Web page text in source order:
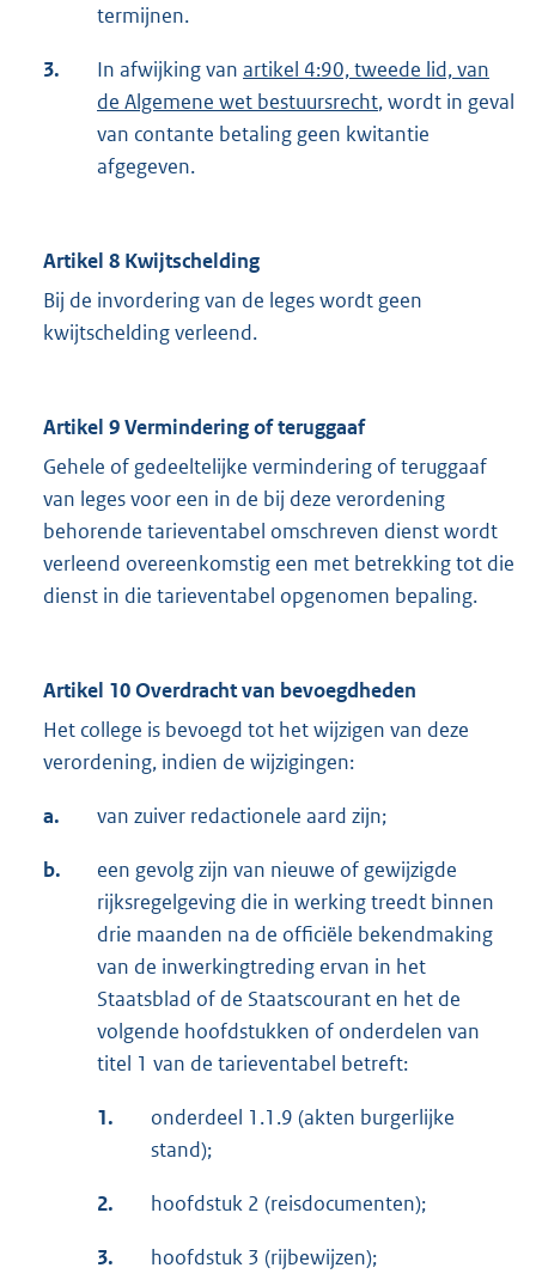
termijnen.
3. In afwijking van artikel 4:90, tweede lid, van
de Algemene wet bestuursrecht, wordt in geval
van contante betaling geen kwitantie
afgegeven.
Artikel 8 Kwijtschelding
Bij de invordering van de leges wordt geen
kwijtschelding verleend.
Artikel 9 Vermindering of teruggaaf
Gehele of gedeeltelijke vermindering of teruggaaf
van leges voor een in de bij deze verordening
behorende tarieventabel omschreven dienst wordt
verleend overeenkomstig een met betrekking tot die
dienst in die tarieventabel opgenomen bepaling.
Artikel 10 Overdracht van bevoegdheden
Het college is bevoegd tot het wijzigen van deze
verordening, indien de wijzigingen:
a. van zuiver redactionele aard zijn;
b.
een gevolg zijn van nieuwe of gewijzigde
rijksregelgeving die in werking treedt binnen
drie maanden na de officiële bekendmaking
van de inwerkingtreding ervan in het
Staatsblad of de Staatscourant en het de
volgende hoofdstukken of onderdelen van
titel 1 van de tarieventabel betreft:
1.
onderdeel 1.1.9 (akten burgerlijke
stand);
2. hoofdstuk 2 (reisdocumenten);
3. hoofdstuk 3 (rijbewijzen);